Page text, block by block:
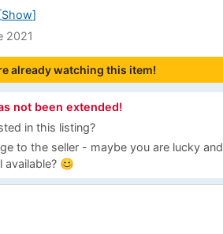
Show
2021
already watching this item!
not been extended!
in this listing?
to the seller - maybe you are lucky and
available? 😊